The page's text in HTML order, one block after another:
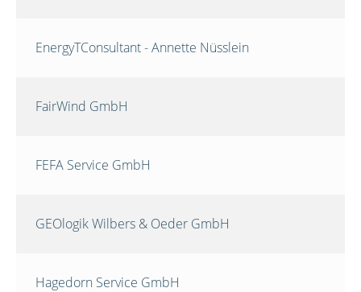
EnergyTConsultant - Annette Nüsslein
FairWind GmbH
FEFA Service GmbH
GEOlogik Wilbers & Oeder GmbH
Hagedorn Service GmbH